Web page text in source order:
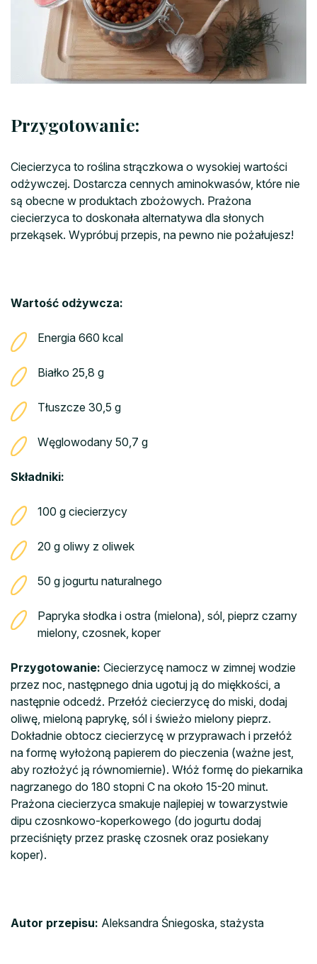
Przygotowanie:
Ciecierzyca to roślina strączkowa o wysokiej wartości
odżywczej. Dostarcza cennych aminokwasów, które nie
są obecne w produktach zbożowych. Prażona
ciecierzyca to doskonała alternatywa dla słonych
przekąsek. Wypróbuj przepis, na pewno nie pożałujesz!
Wartość odżywcza:
Energia 660 kcal
Białko 25,8 g
Tłuszcze 30,5 g
Węglowodany 50,7 g
Składniki:
100 g ciecierzycy
20 g oliwy z oliwek
50 g jogurtu naturalnego
Papryka słodka i ostra (mielona), sól, pieprz czarny
mielony, czosnek, koper
Przygotowanie: Ciecierzycę namocz w zimnej wodzie
przez noc, następnego dnia ugotuj ją do miękkości, a
następnie odcedź. Przełóż ciecierzycę do miski, dodaj
oliwę, mieloną paprykę, sól i świeżo mielony pieprz.
Dokładnie obtocz ciecierzycę w przyprawach i przełóż
na formę wyłożoną papierem do pieczenia (ważne jest,
aby rozłożyć ją równomiernie). Włóż formę do piekarnika
nagrzanego do 180 stopni C na około 15-20 minut.
Prażona ciecierzyca smakuje najlepiej w towarzystwie
dipu czosnkowo-koperkowego (do jogurtu dodaj
przeciśnięty przez praskę czosnek oraz posiekany
koper).
Autor przepisu: Aleksandra Śniegoska, stażysta